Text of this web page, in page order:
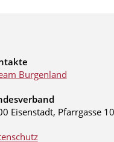
Burgenland
Eisenstadt, Pfarrgasse 10